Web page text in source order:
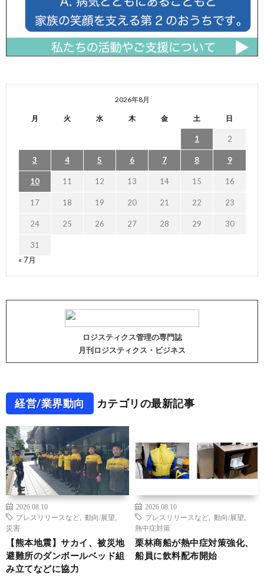
2026年8月
月 火 水 木 金 土 日
1 2
3 4 5 6 7 8 9
10 11 12 13 14 15 16
17 18 19 20 21 22 23
24 25 26 27 28 29 30
31
« 7月
ロジスティクス管理の専門誌
月刊ロジスティクス・ビジネス
経営/業界動向 カテゴリの最新記事
2026.08.10
プレスリリースなど
動向/展望
災害
【熊本地震】サカイ、被災地
避難所のダンボールベッド組
み立てなどに協力
2026.08.10
プレスリリースなど
動向/展望
熱中症対策
栗林商船が熱中症対策強化、
船員に飲料配布開始